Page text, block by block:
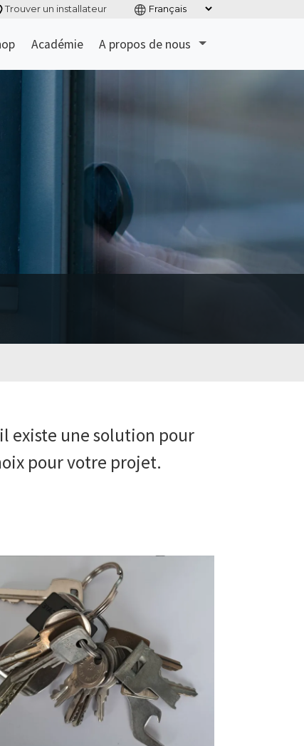
Trouver un installateur
Académie A propos de nous
existe une solution pour
pour votre projet.